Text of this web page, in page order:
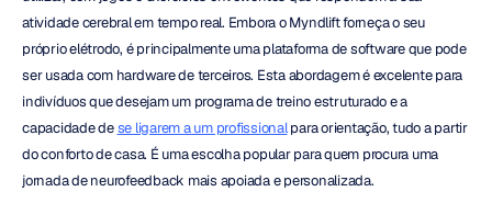
atividade cerebral em tempo real. Embora o Myndlift forneça o seu
próprio elétrodo, é principalmente uma plataforma de software que pode
ser usada com hardware de terceiros. Esta abordagem é excelente para
indivíduos que desejam um programa de treino estruturado e a
capacidade de se ligarem a um profissional para orientação, tudo a partir
do conforto de casa. É uma escolha popular para quem procura uma
jornada de neurofeedback mais apoiada e personalizada.